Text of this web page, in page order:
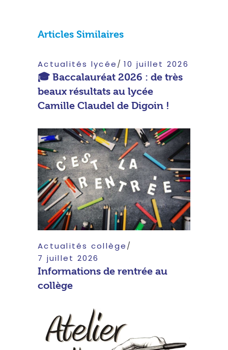
Articles Similaires
Actualités lycée 10 juillet 2026
🎓 Baccalauréat 2026 : de très
beaux résultats au lycée
Camille Claudel de Digoin !
Actualités collège
7 juillet 2026
Informations de rentrée au
collège